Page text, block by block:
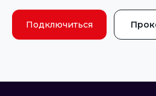
Подключиться